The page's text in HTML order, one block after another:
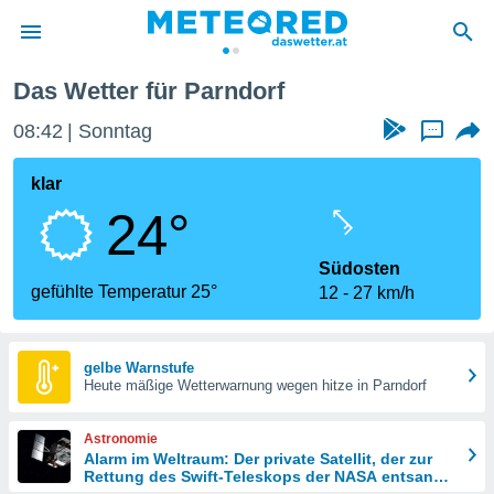
wurde
dass
sind.
diese
Das Wetter für Parndorf
08:42 Sonntag ...
klar
24°
gefühlte Temperatur 25°
Südosten
12
27 km/h
gelbe Warnstufe
Heute mäßige Wetterwarnung wegen hitze in Parndorf
Astronomie
Alarm im Weltraum: Der private Satellit, der zur
Rettung des Swift-Teleskops der NASA entsandt